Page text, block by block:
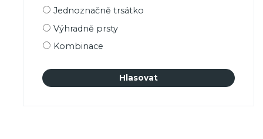
Možnosti
Jednoznačně trsátko
Výhradně prsty
Kombinace